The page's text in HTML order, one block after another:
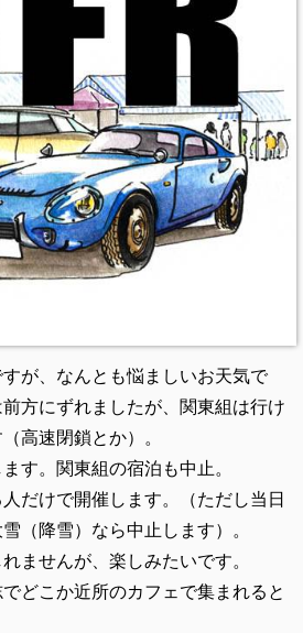
が、なんとも悩ましいお天気で
方にずれましたが、関東組は行け
高速閉鎖とか）。
す。関東組の宿泊も中止。
だけで開催します。（ただし当日
（降雪）なら中止します）。
ませんが、楽しみたいです。
どこか近所のカフェで集まれると